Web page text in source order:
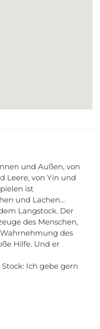
und Außen, von
Leere, von Yin und
ist
und Lachen…
Langstock. Der
des Menschen,
des
Hilfe. Und er
Ich gebe gern